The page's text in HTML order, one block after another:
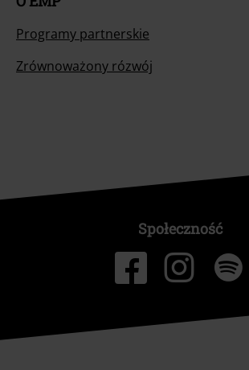
Programy partnerskie
Zrównoważony rózwój
Społeczność